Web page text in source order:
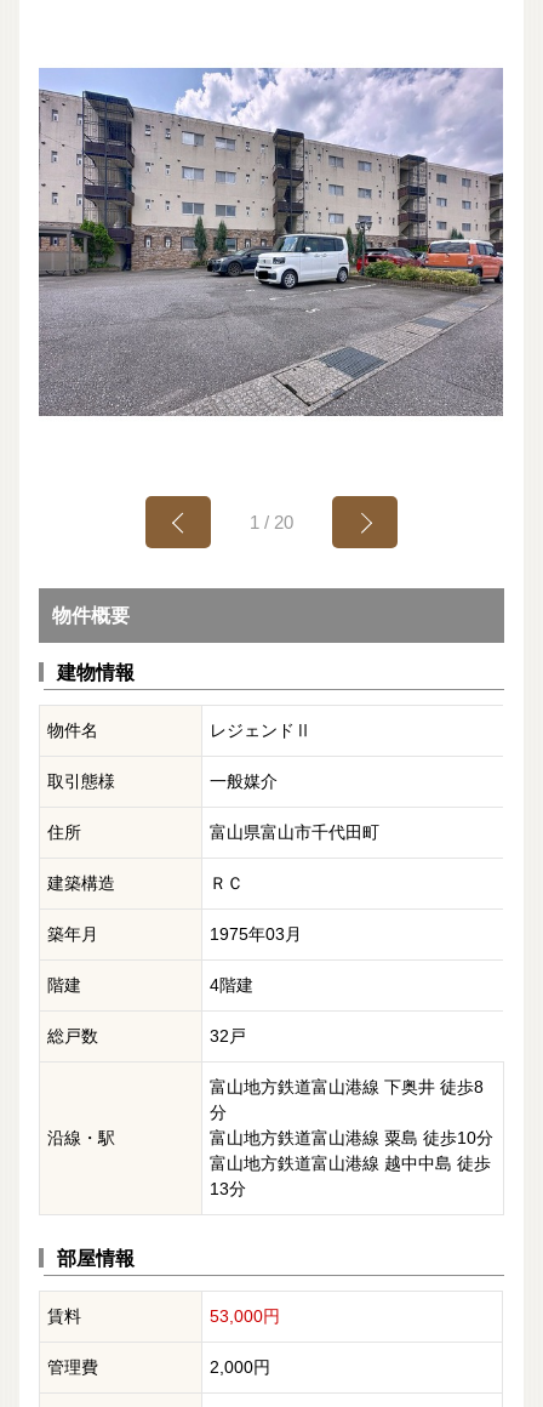
1 / 20
物件概要
建物情報
物件名 レジェンドⅡ
取引態様 一般媒介
住所 富山県富山市千代田町
建築構造 ＲＣ
築年月 1975年03月
階建 4階建
総戸数 32戸
沿線・駅
富山地方鉄道富山港線 下奥井 徒歩8
分
富山地方鉄道富山港線 粟島 徒歩10分
富山地方鉄道富山港線 越中中島 徒歩
13分
部屋情報
賃料 53,000円
管理費 2,000円